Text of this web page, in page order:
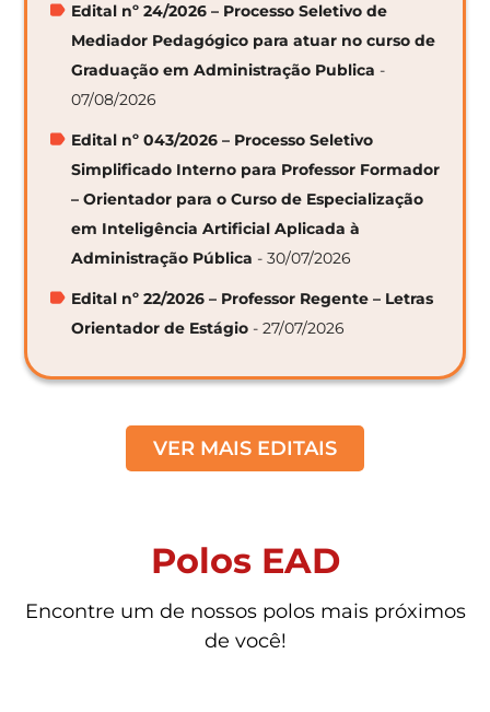
Edital nº 24/2026 – Processo Seletivo de
Mediador Pedagógico para atuar no curso de
Graduação em Administração Publica -
07/08/2026
Edital nº 043/2026 – Processo Seletivo
Simplificado Interno para Professor Formador
– Orientador para o Curso de Especialização
em Inteligência Artificial Aplicada à
Administração Pública - 30/07/2026
Edital nº 22/2026 – Professor Regente – Letras
Orientador de Estágio - 27/07/2026
VER MAIS EDITAIS
Polos EAD
Encontre um de nossos polos mais próximos
de você!